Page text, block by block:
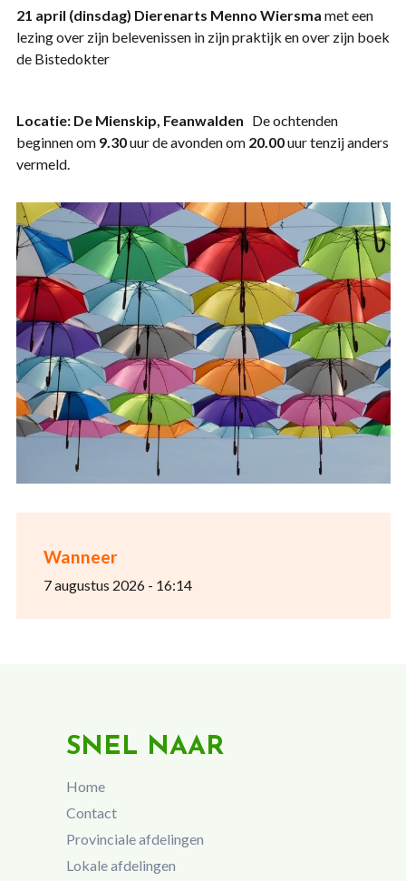
Wanneer
7 augustus 2026 - 16:14
21 april (dinsdag) Dierenarts Menno Wiersma met een
lezing over zijn belevenissen in zijn praktijk en over zijn boek
de Bistedokter
Locatie: De Mienskip, Feanwalden De ochtenden
beginnen om 9.30uur de avonden om20.00uur tenzij anders
vermeld.
SNEL NAAR
Home
Contact
Provinciale afdelingen
Lokale afdelingen